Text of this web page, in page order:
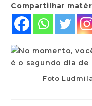
Compartilhar
Foto